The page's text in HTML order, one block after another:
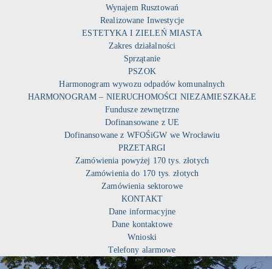
Wynajem Rusztowań
Realizowane Inwestycje
ESTETYKA I ZIELEŃ MIASTA
Zakres działalności
Sprzątanie
PSZOK
Harmonogram wywozu odpadów komunalnych
HARMONOGRAM – NIERUCHOMOŚCI NIEZAMIESZKAŁE
Fundusze zewnętrzne
Dofinansowane z UE
Dofinansowane z WFOŚiGW we Wrocławiu
PRZETARGI
Zamówienia powyżej 170 tys. złotych
Zamówienia do 170 tys. złotych
Zamówienia sektorowe
KONTAKT
Dane informacyjne
Dane kontaktowe
Wnioski
Telefony alarmowe